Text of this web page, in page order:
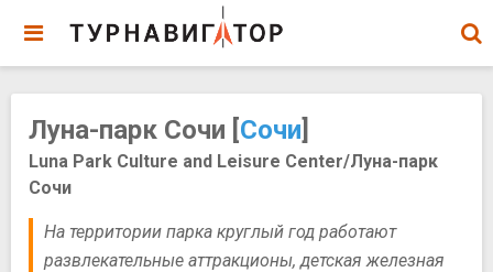
Луна-парк Сочи [Сочи]
Luna Park Culture and Leisure Center/Луна-парк
Сочи
На территории парка круглый год работают
развлекательные аттракционы, детская железная